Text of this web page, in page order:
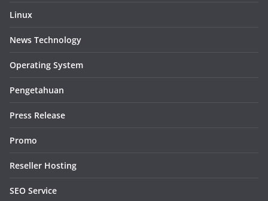
Linux
News Technology
Operating System
Pengetahuan
Press Release
Promo
Reseller Hosting
SEO Service